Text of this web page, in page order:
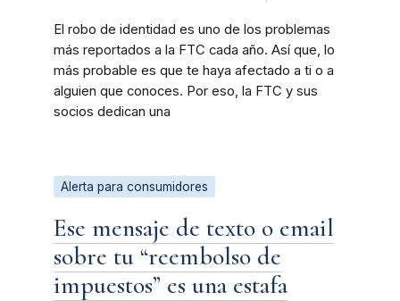
El robo de identidad es uno de los problemas
más reportados a la FTC cada año. Así que, lo
más probable es que te haya afectado a ti o a
alguien que conoces. Por eso, la FTC y sus
socios dedican una
Alerta para consumidores
Ese mensaje de texto o email
sobre tu “reembolso de
impuestos” es una estafa